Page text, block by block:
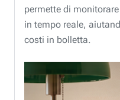
permette di
in tempo reale,
costi in bolletta.